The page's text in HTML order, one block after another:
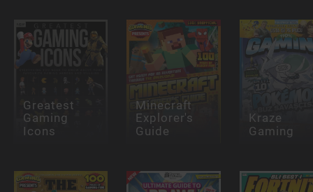
Greatest
Gaming
Icons
Minecraft
Explorer's
Guide
Kraze
Gaming